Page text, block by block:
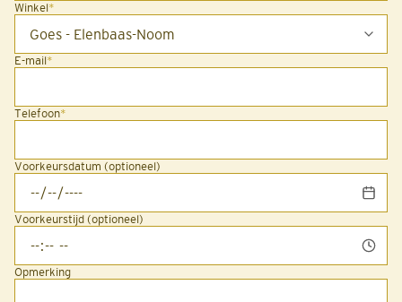
Winkel*
E-mail*
Telefoon*
Voorkeursdatum (optioneel)
Voorkeurstijd (optioneel)
Opmerking